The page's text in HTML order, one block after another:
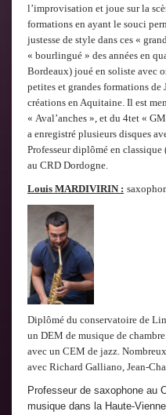
l’improvisation et joue sur la
formations en ayant le souci
justesse de style dans ces «
« bourlingué » des années en
Bordeaux) joué en soliste avec
petites et grandes formations de
créations en Aquitaine. Il est
« Aval’anches », et du 4tet «
a enregistré plusieurs disques
Professeur diplômé en
au CRD Dordogne.
Louis MARDIVIRIN :
Diplômé du conservatoire de
un DEM de musique de
avec un CEM de jazz.
avec Richard Galliano, Jean-
Professeur de saxophone au
musique dans la Haute-